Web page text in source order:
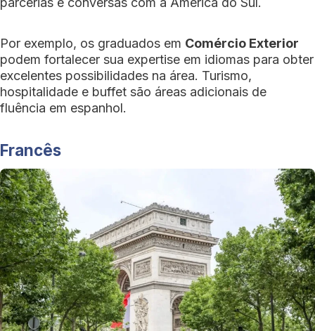
Por exemplo, os graduados em Comércio Exterior
podem fortalecer sua expertise em idiomas para obter
excelentes possibilidades na área. Turismo,
hospitalidade e buffet são áreas adicionais de
fluência em espanhol.
Francês